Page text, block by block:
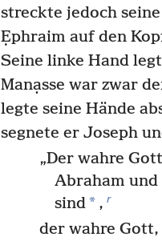
streckte jedoch
Ẹphraim auf den
Seine linke Hand
Manạsse war zwar
legte seine Hände
segnete er Joseph
„Der wahre
Abraham und
sind* , r
der wahre Gott,